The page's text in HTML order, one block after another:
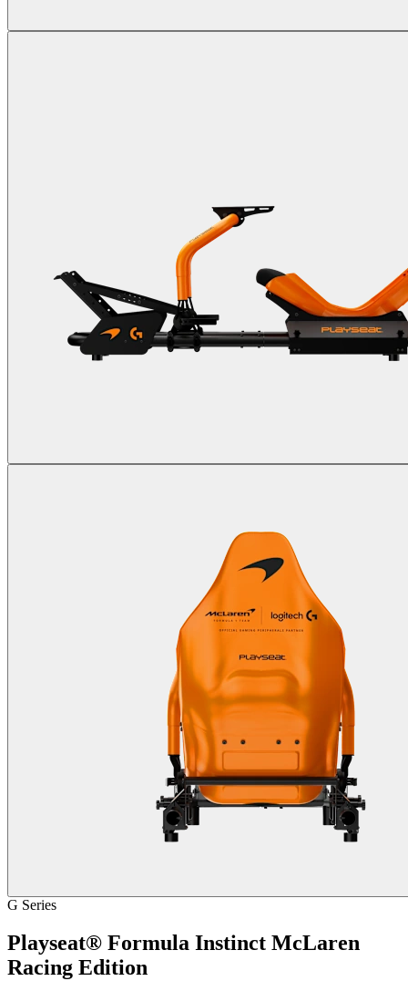
G Series
Playseat® Formula Instinct McLaren
Racing Edition